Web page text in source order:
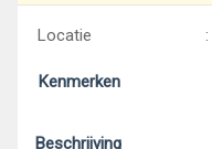
Locatie :
Kenmerken
Beschrijving